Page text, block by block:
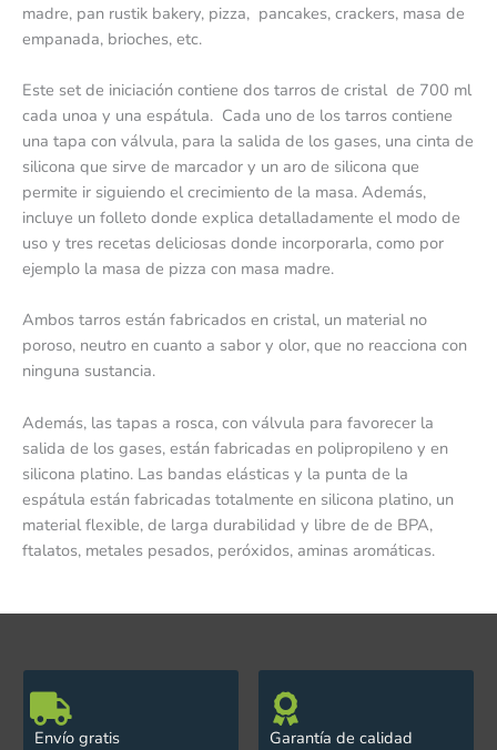
madre, pan rustik bakery, pizza, pancakes, crackers, masa de
empanada, brioches, etc.
Este set de iniciación contiene dos tarros de cristal de 700 ml
cada unoa y una espátula. Cada uno de los tarros contiene
una tapa con válvula, para la salida de los gases, una cinta de
silicona que sirve de marcador y un aro de silicona que
permite ir siguiendo el crecimiento de la masa. Además,
incluye un folleto donde explica detalladamente el modo de
uso y tres recetas deliciosas donde incorporarla, como por
ejemplo la masa de pizza con masa madre.
Ambos tarros están fabricados en cristal, un material no
poroso, neutro en cuanto a sabor y olor, que no reacciona con
ninguna sustancia.
Además, las tapas a rosca, con válvula para favorecer la
salida de los gases, están fabricadas en polipropileno y en
silicona platino. Las bandas elásticas y la punta de la
espátula están fabricadas totalmente en silicona platino, un
material flexible, de larga durabilidad y libre de de BPA,
ftalatos, metales pesados, peróxidos, aminas aromáticas.
Envío gratis
Garantía de calidad